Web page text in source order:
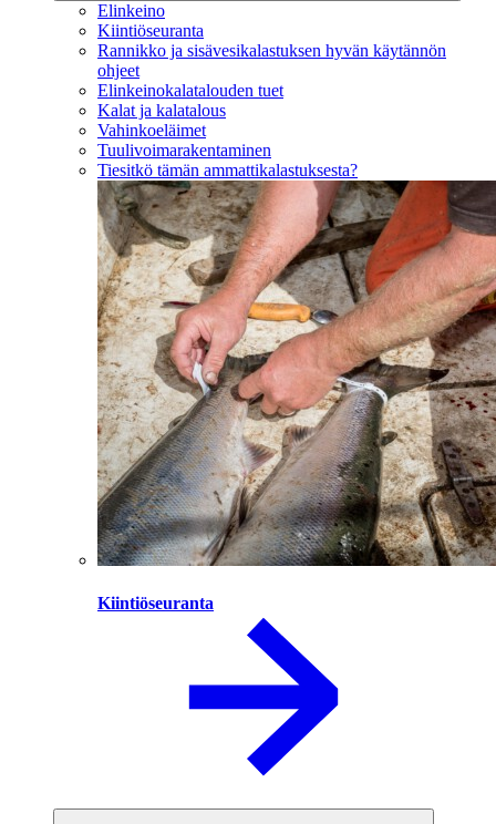
Elinkeino
Kiintiöseuranta
Rannikko ja sisävesikalastuksen hyvän käytännön
ohjeet
Elinkeinokalatalouden tuet
Kalat ja kalatalous
Vahinkoeläimet
Tuulivoimarakentaminen
Tiesitkö tämän ammattikalastuksesta?
Kiintiöseuranta